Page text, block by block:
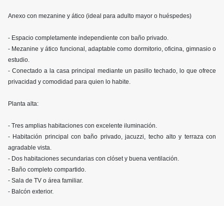
Anexo con mezanine y ático (ideal para adulto mayor o huéspedes)
- Espacio completamente independiente con baño privado.
- Mezanine y ático funcional, adaptable como dormitorio, oficina, gimnasio o
estudio.
- Conectado a la casa principal mediante un pasillo techado, lo que ofrece
privacidad y comodidad para quien lo habite.
Planta alta:
- Tres amplias habitaciones con excelente iluminación.
- Habitación principal con baño privado, jacuzzi, techo alto y terraza con
agradable vista.
- Dos habitaciones secundarias con clóset y buena ventilación.
- Baño completo compartido.
- Sala de TV o área familiar.
- Balcón exterior.